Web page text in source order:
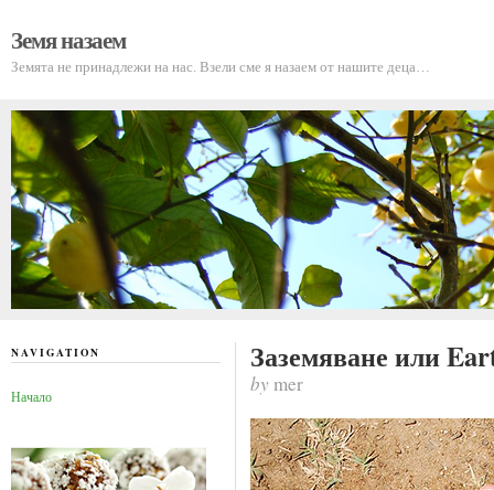
Земя назаем
Земята не принадлежи на нас. Взели сме я назаем от нашите деца…
Заземяване или
bymer
NAVIGATION
Начало